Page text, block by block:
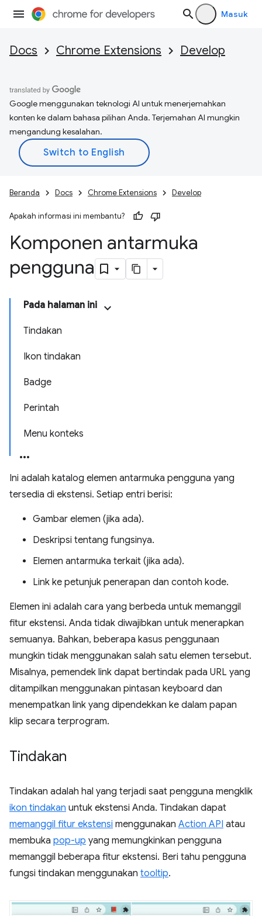
Masuk
Docs Chrome Extensions Develop
Google menggunakan teknologi AI untuk menerjemahkan
konten ke dalam bahasa pilihan Anda. Terjemahan AI mungkin
mengandung kesalahan.
Beranda Docs Chrome Extensions Develop
Apakah informasi ini membantu?
Komponen antarmuka
pengguna
Pada halaman ini
Tindakan
Ikon tindakan
Badge
Perintah
Menu konteks
Ini adalah katalog elemen antarmuka pengguna yang
tersedia di ekstensi. Setiap entri berisi:
Gambar elemen (jika ada).
Deskripsi tentang fungsinya.
Elemen antarmuka terkait (jika ada).
Link ke petunjuk penerapan dan contoh kode.
Elemen ini adalah cara yang berbeda untuk memanggil
fitur ekstensi. Anda tidak diwajibkan untuk menerapkan
semuanya. Bahkan, beberapa kasus penggunaan
mungkin tidak menggunakan salah satu elemen tersebut.
Misalnya, pemendek link dapat bertindak pada URL yang
ditampilkan menggunakan pintasan keyboard dan
menempatkan link yang dipendekkan ke dalam papan
klip secara terprogram.
Tindakan
Tindakan adalah hal yang terjadi saat pengguna mengklik
ikon tindakan untuk ekstensi Anda. Tindakan dapat
memanggil fitur ekstensi menggunakan Action API atau
membuka pop-up yang memungkinkan pengguna
memanggil beberapa fitur ekstensi. Beri tahu pengguna
fungsi tindakan menggunakan tooltip.